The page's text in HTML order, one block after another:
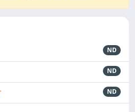
ND
ND
ND